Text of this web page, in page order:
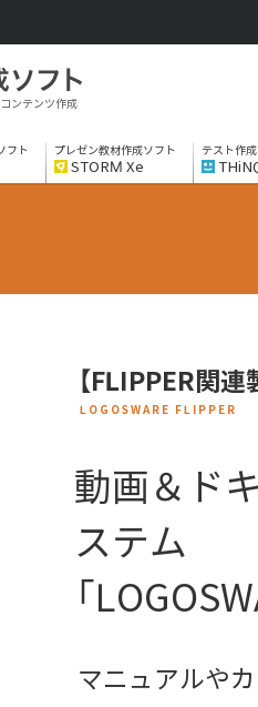
ンテンツ作成
フト プレゼン教材作成ソフト
STORM Xe
テスト作
【FLIPPER関
LOGOSWARE FLIPPER
動画＆ド
ステム
「
マニュアルや